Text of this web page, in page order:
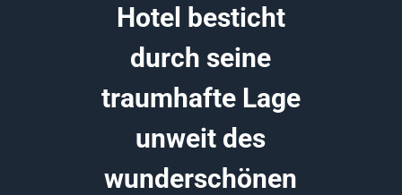
Hotel besticht
durch seine
traumhafte Lage
unweit des
wunderschönen